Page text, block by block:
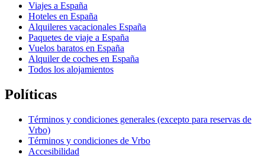
Viajes a España
Hoteles en España
Alquileres vacacionales España
Paquetes de viaje a España
Vuelos baratos en España
Alquiler de coches en España
Todos los alojamientos
Políticas
Términos y condiciones generales (excepto para reservas de
Vrbo)
Términos y condiciones de Vrbo
Accesibilidad